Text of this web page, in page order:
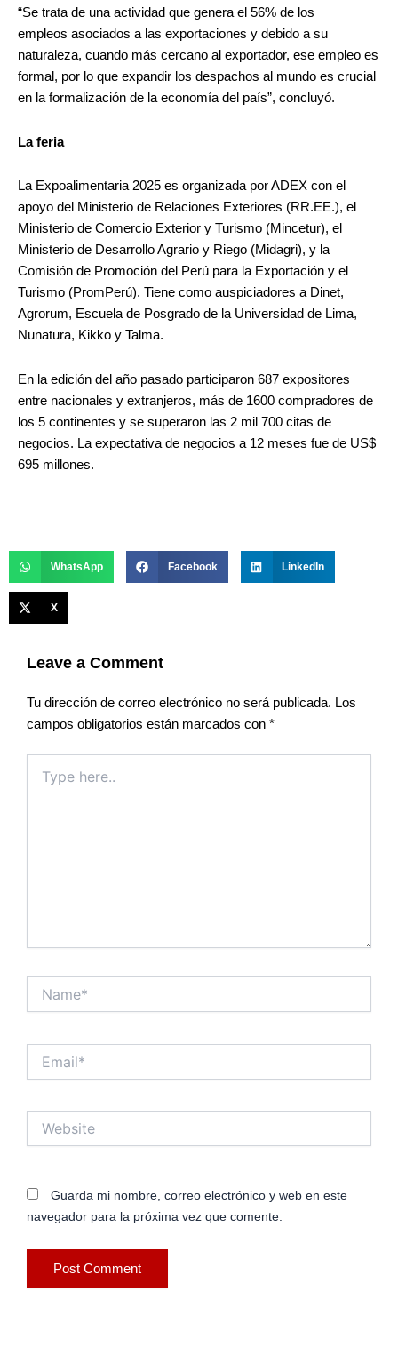
“Se trata de una actividad que genera el 56% de los
empleos asociados a las exportaciones y debido a su
naturaleza, cuando más cercano al exportador, ese empleo es
formal, por lo que expandir los despachos al mundo es crucial
en la formalización de la economía del país”, concluyó.
La feria
La Expoalimentaria 2025 es organizada por ADEX con el
apoyo del Ministerio de Relaciones Exteriores (RR.EE.), el
Ministerio de Comercio Exterior y Turismo (Mincetur), el
Ministerio de Desarrollo Agrario y Riego (Midagri), y la
Comisión de Promoción del Perú para la Exportación y el
Turismo (PromPerú). Tiene como auspiciadores a Dinet,
Agrorum, Escuela de Posgrado de la Universidad de Lima,
Nunatura, Kikko y Talma.
En la edición del año pasado participaron 687 expositores
entre nacionales y extranjeros, más de 1600 compradores de
los 5 continentes y se superaron las 2 mil 700 citas de
negocios. La expectativa de negocios a 12 meses fue de US$
695 millones.
WhatsApp Facebook LinkedIn
X
Leave a Comment
Tu dirección de correo electrónico no será publicada. Los
campos obligatorios están marcados con *
here..
Guarda mi nombre, correo electrónico y web en este
navegador para la próxima vez que comente.